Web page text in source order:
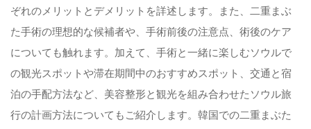
ぞれのメリットとデメリットを詳述します。また、二重まぶ
た手術の理想的な候補者や、手術前後の注意点、術後のケア
についても触れます。加えて、手術と一緒に楽しむソウルで
の観光スポットや滞在期間中のおすすめスポット、交通と宿
泊の手配方法など、美容整形と観光を組み合わせたソウル旅
行の計画方法についてもご紹介します。韓国での二重まぶた